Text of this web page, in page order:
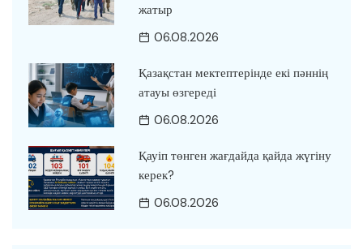
жатыр
06.08.2026
Қазақстан мектептерінде екі пәннің
атауы өзгереді
06.08.2026
Қауіп төнген жағдайда қайда жүгіну
керек?
06.08.2026